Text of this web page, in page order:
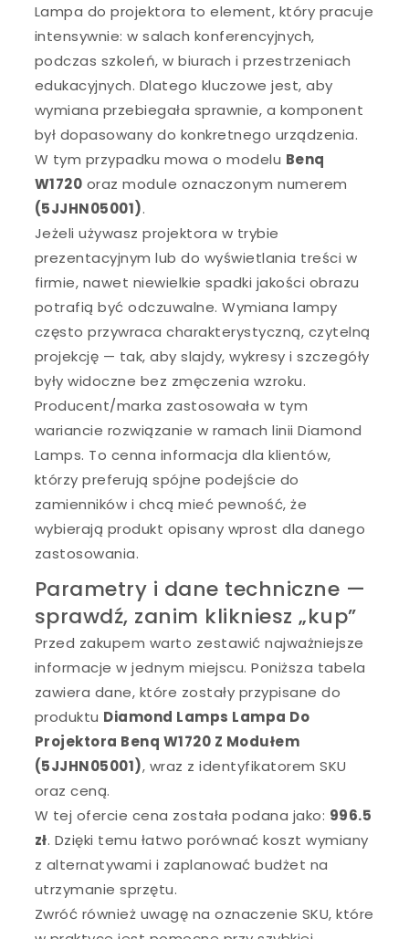
Lampa do projektora to element, który pracuje
intensywnie: w salach konferencyjnych,
podczas szkoleń, w biurach i przestrzeniach
edukacyjnych. Dlatego kluczowe jest, aby
wymiana przebiegała sprawnie, a komponent
był dopasowany do konkretnego urządzenia.
W tym przypadku mowa o modelu Benq
W1720 oraz module oznaczonym numerem
(5JJHN05001).
Jeżeli używasz projektora w trybie
prezentacyjnym lub do wyświetlania treści w
firmie, nawet niewielkie spadki jakości obrazu
potrafią być odczuwalne. Wymiana lampy
często przywraca charakterystyczną, czytelną
projekcję — tak, aby slajdy, wykresy i szczegóły
były widoczne bez zmęczenia wzroku.
Producent/marka zastosowała w tym
wariancie rozwiązanie w ramach linii Diamond
Lamps. To cenna informacja dla klientów,
którzy preferują spójne podejście do
zamienników i chcą mieć pewność, że
wybierają produkt opisany wprost dla danego
zastosowania.
Parametry i dane techniczne —
sprawdź, zanim klikniesz „kup”
Przed zakupem warto zestawić najważniejsze
informacje w jednym miejscu. Poniższa tabela
zawiera dane, które zostały przypisane do
produktu Diamond Lamps Lampa Do
Projektora Benq W1720 Z Modułem
(5JJHN05001), wraz z identyfikatorem SKU
oraz ceną.
W tej ofercie cena została podana jako: 996.5
zł. Dzięki temu łatwo porównać koszt wymiany
z alternatywami i zaplanować budżet na
utrzymanie sprzętu.
Zwróć również uwagę na oznaczenie SKU, które